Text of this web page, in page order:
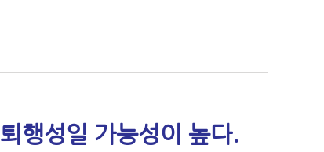
퇴행성일 가능성이 높다.